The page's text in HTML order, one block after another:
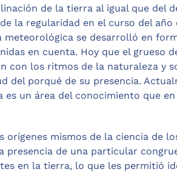
de la tierra al igual que del
la regularidad en el curso del
se desarrolló en
en cuenta. Hoy que el grueso
con los ritmos de la naturaleza y
del porqué de su presencia.
es un área del conocimiento que
mismos de la ciencia de
presencia de una particular
en la tierra, lo que les permitió